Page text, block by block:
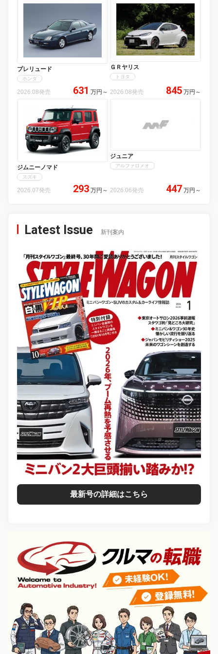
プレリュード
ホンダ
2026.08発売 631 万円 ～
ＧＲヤリス
トヨタ
2026.08発売 845 万円 ～
ジムニーノマド
スズキ
2026.07発売 293 万円 ～
ジュニア
アルファロメオ
2026.06発売 447 万円 ～
Latest Issue 新刊案内
最新号の詳細はこちら